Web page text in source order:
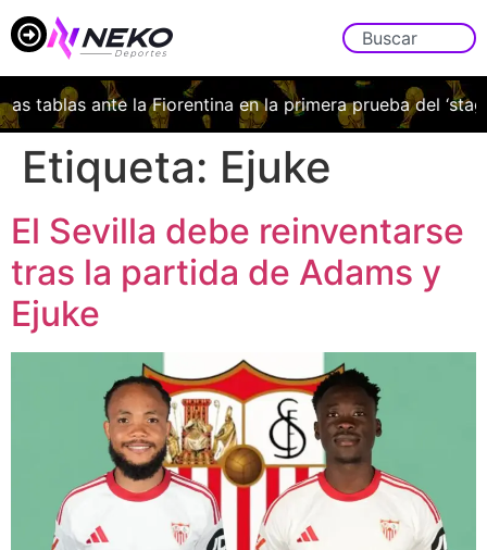
tablas ante la Fiorentina en la primera prueba del
Etiqueta: Ejuke
El Sevilla debe reinventarse
tras la partida de Adams y
Ejuke